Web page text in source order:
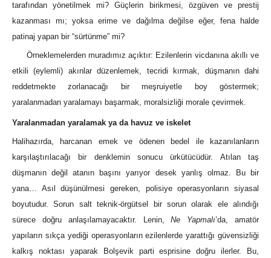
tarafından yönetilmek mi? Güçlerin birikmesi, özgüven ve prestij
kazanması mı; yoksa erime ve dağılma değilse eğer, fena halde
patinaj yapan bir “sürtünme” mi?
Örneklemelerden muradımız açıktır: Ezilenlerin vicdanına akıllı ve
etkili (eylemli) akınlar düzenlemek, tecridi kırmak, düşmanın dahi
reddetmekte zorlanacağı bir meşruiyetle boy göstermek;
yaralanmadan yaralamayı başarmak, moralsizliği morale çevirmek.
Yaralanmadan yaralamak ya da havuz ve iskelet
Halihazırda, harcanan emek ve ödenen bedel ile kazanılanların
karşılaştırılacağı bir denklemin sonucu ürkütücüdür. Atılan taş
düşmanın değil atanın başını yarıyor desek yanlış olmaz. Bu bir
yana… Asıl düşünülmesi gereken, polisiye operasyonların siyasal
boyutudur. Sorun salt teknik-örgütsel bir sorun olarak ele alındığı
sürece doğru anlaşılamayacaktır. Lenin,Ne Yapmalı’da, amatör
yapıların sıkça yediği operasyonların ezilenlerde yarattığı güvensizliği
kalkış noktası yaparak Bolşevik parti esprisine doğru ilerler. Bu,